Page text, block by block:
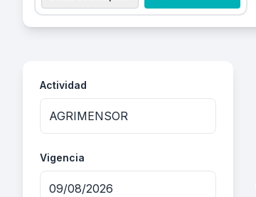
Actividad
Vigencia